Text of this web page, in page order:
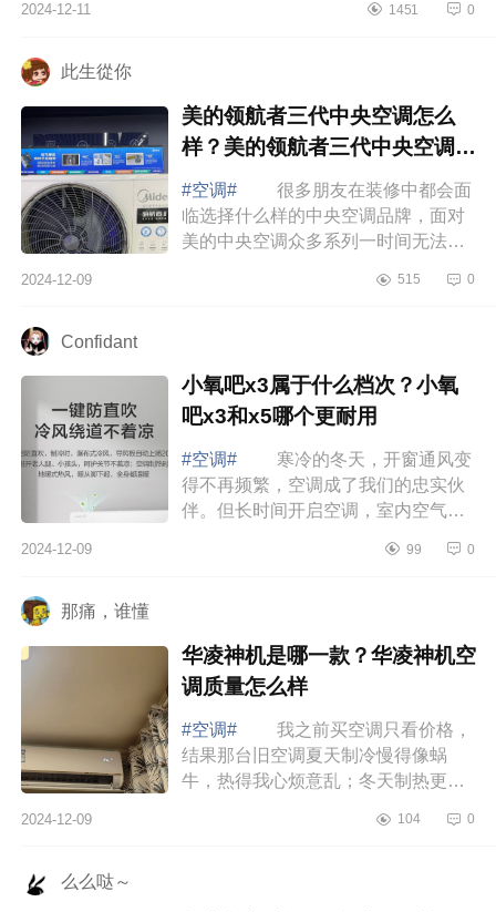
空调是高端机吗？美的机煌空调优点
2024-12-11 1451 0
此生從你
美的领航者三代中央空调怎么
样？美的领航者三代中央空调的
优缺点
#空调#
很多朋友在装修中都会面
临选择什么样的中央空调品牌，面对
美的中央空调众多系列一时间无法选
介绍下美的领航者三代中央空调怎么
2024-12-09 515 0
Confidant
小氧吧x3属于什么档次？小氧
吧x3和x5哪个更耐用
#空调#
寒冷的冬天，开窗通风变
得不再频繁，空调成了我们的忠实伙
伴。但长时间开启空调，室内空气不
适。下面小编为大家介绍下小氧吧x3
2024-12-09 99 0
那痛，谁懂
华凌神机是哪一款？华凌神机空
调质量怎么样
#空调#
我之前买空调只看价格，
结果那台旧空调夏天制冷慢得像蜗
牛，热得我心烦意乱；冬天制热更是
电费还高得吓人，简直就是“电老虎”。
2024-12-09 104 0
么么哒～